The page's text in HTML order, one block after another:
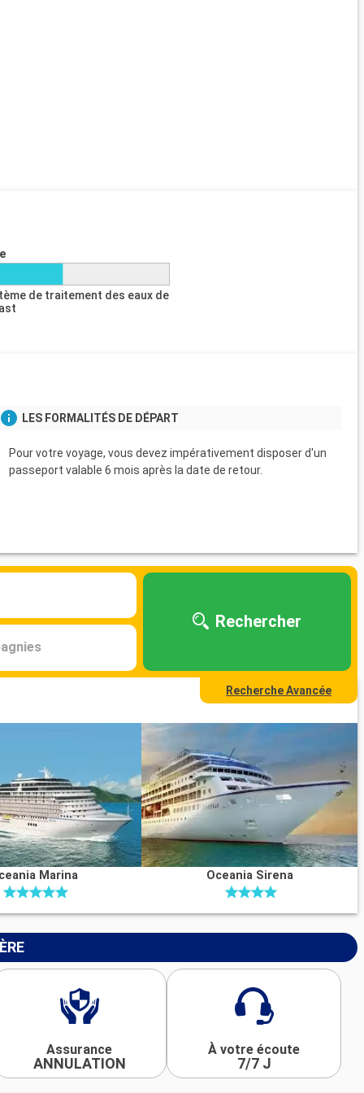
de traitement des eaux de
LES FORMALITÉS DE DÉPART
Pour votre voyage, vous devez impérativement disposer d'un
passeport valable 6 mois après la date de retour.
Rechercher
Recherche Avancée
Marina Oceania Sirena
Assurance
ANNULATION
À votre écoute
7/7 J